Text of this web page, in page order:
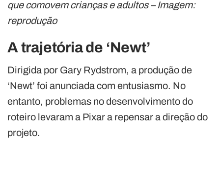
que comovem crianças e adultos – Imagem:
reprodução
A trajetória de ‘Newt’
Dirigida por Gary Rydstrom, a produção de
‘Newt’ foi anunciada com entusiasmo. No
entanto, problemas no desenvolvimento do
roteiro levaram a Pixar a repensar a direção do
projeto.